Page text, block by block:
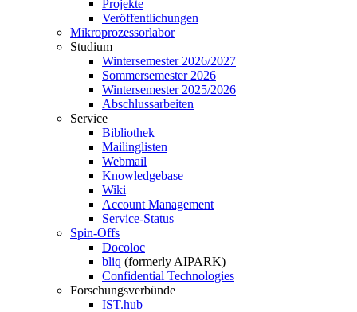
Projekte
Veröffentlichungen
Mikroprozessorlabor
Studium
Wintersemester 2026/2027
Sommersemester 2026
Wintersemester 2025/2026
Abschlussarbeiten
Service
Bibliothek
Mailinglisten
Webmail
Knowledgebase
Wiki
Account Management
Service-Status
Spin-Offs
Docoloc
bliq (formerly AIPARK)
Confidential Technologies
Forschungsverbünde
IST.hub